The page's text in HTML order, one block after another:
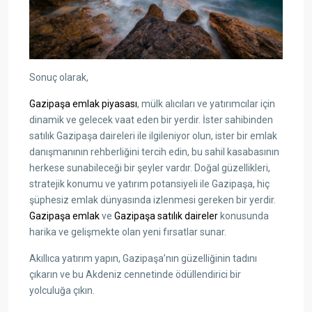
Sonuç olarak,
Gazipaşa emlak piyasası, mülk alıcıları ve yatırımcılar için
dinamik ve gelecek vaat eden bir yerdir. İster sahibinden
satılık Gazipaşa daireleri ile ilgileniyor olun, ister bir emlak
danışmanının rehberliğini tercih edin, bu sahil kasabasının
herkese sunabileceği bir şeyler vardır. Doğal güzellikleri,
stratejik konumu ve yatırım potansiyeli ile Gazipaşa, hiç
şüphesiz emlak dünyasında izlenmesi gereken bir yerdir.
Gazipaşa emlakve Gazipaşa satılık daireler konusunda
harika ve gelişmekte olan yeni fırsatlar sunar.
Akıllıca yatırım yapın, Gazipaşa’nın güzelliğinin tadını
çıkarın ve bu Akdeniz cennetinde ödüllendirici bir
yolculuğa çıkın.